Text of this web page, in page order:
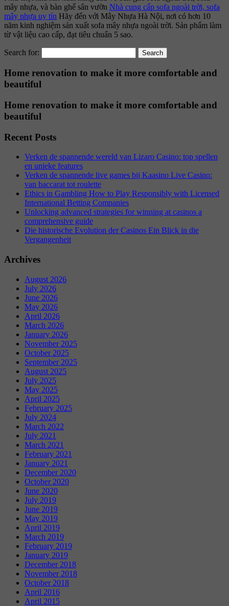
mây nhựa, và bàn ghế sân vườn Nhà cung cấp sofa ngoài trời, sofa
mây nhựa uy tín Hãy đến với Mây Nhựa Hà Nội, nơi có hơn 10
năm kinh nghiệm sản xuất sofa mây nhựa ngoài trời. Sản phẩm làm
từ vật liệu cao cấp, đạt tiêu chuẩn 5 sao.
Search for:
Home renovation to make it more comfortable and
beautiful
Home renovation to make it more comfortable and
beautiful
Recent Posts
Verken de spannende wereld van Lizaro Casino: top spellen
en unieke features
Verken de spannende live games bij Kaasino Live Casino:
van baccarat tot roulette
Ethics in Gambling How to Play Responsibly with Licensed
International Betting Companies
Unlocking advanced strategies for winning at casinos a
comprehensive guide
Die historische Evolution der Casinos Ein Blick in die
Vergangenheit
Archives
August 2026
July 2026
June 2026
May 2026
April 2026
March 2026
January 2026
November 2025
October 2025
September 2025
August 2025
July 2025
May 2025
April 2025
February 2025
July 2024
March 2022
July 2021
March 2021
February 2021
January 2021
December 2020
October 2020
June 2020
July 2019
June 2019
May 2019
April 2019
March 2019
February 2019
January 2019
December 2018
November 2018
October 2018
April 2016
April 2015